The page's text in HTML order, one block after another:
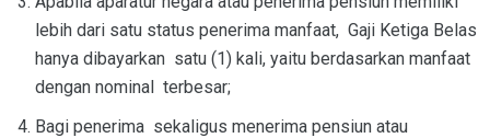
lebih dari satu status penerima manfaat, Gaji Ketiga Belas
hanya dibayarkan satu (1) kali, yaitu berdasarkan manfaat
dengan nominal terbesar;
Bagi penerima sekaligus menerima pensiun atau